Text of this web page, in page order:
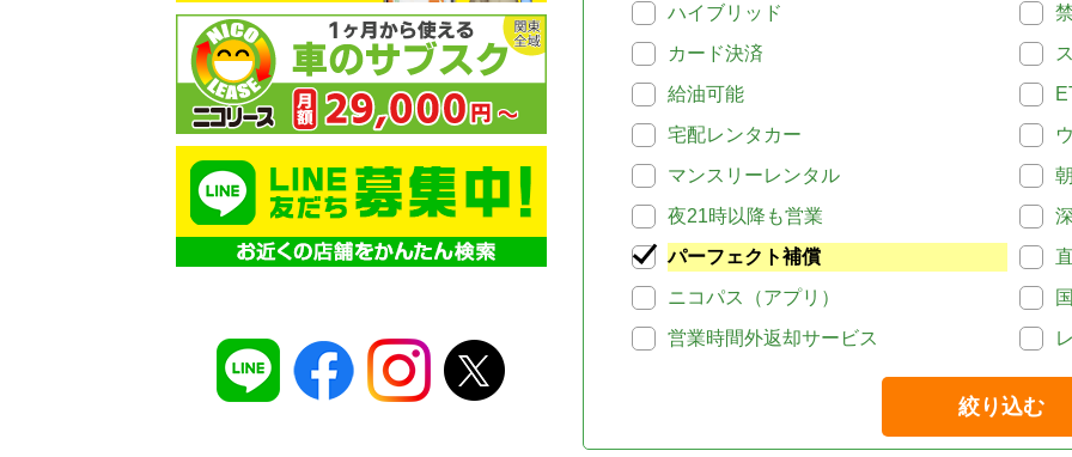
ハイブリッド
カード決済
給油可能
宅配レンタカー
マンスリーレンタル
夜21時以降も営業
パーフェクト補償
ニコパス（アプリ）
営業時間外返却サービス
絞り込む